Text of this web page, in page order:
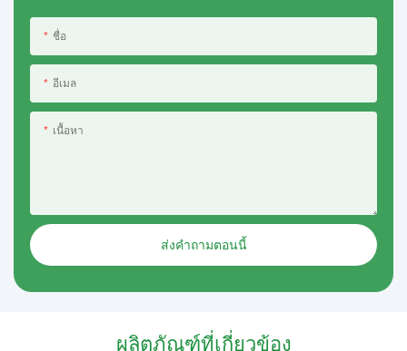
ชื่อ
อีเมล
เนื้อหา
ส่งคำถามตอนนี้
ผลิตภัณฑ์ที่เกี่ยวข้อง